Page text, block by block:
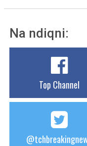
Na ndiqni:
Top Channel